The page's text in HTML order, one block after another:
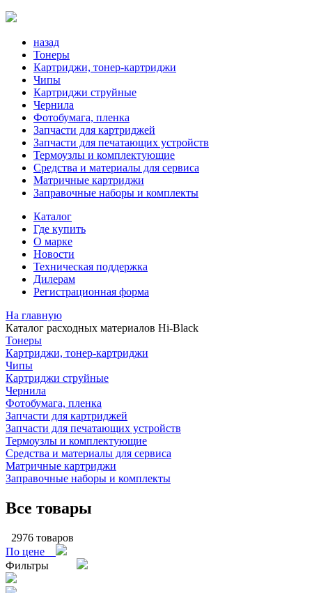
назад
Тонеры
Картриджи, тонер-картриджи
Чипы
Картриджи струйные
Чернила
Фотобумага, пленка
Запчасти для картриджей
Запчасти для печатающих устройств
Термоузлы и комплектующие
Средства и материалы для сервиса
Матричные картриджи
Заправочные наборы и комплекты
Каталог
Где купить
О марке
Новости
Техническая поддержка
Дилерам
Регистрационная форма
На главную
Каталог расходных материалов Hi-Black
Тонеры
Картриджи, тонер-картриджи
Чипы
Картриджи струйные
Чернила
Фотобумага, пленка
Запчасти для картриджей
Запчасти для печатающих устройств
Термоузлы и комплектующие
Средства и материалы для сервиса
Матричные картриджи
Заправочные наборы и комплекты
Все товары
2976 товаров
По цене
Фильтры